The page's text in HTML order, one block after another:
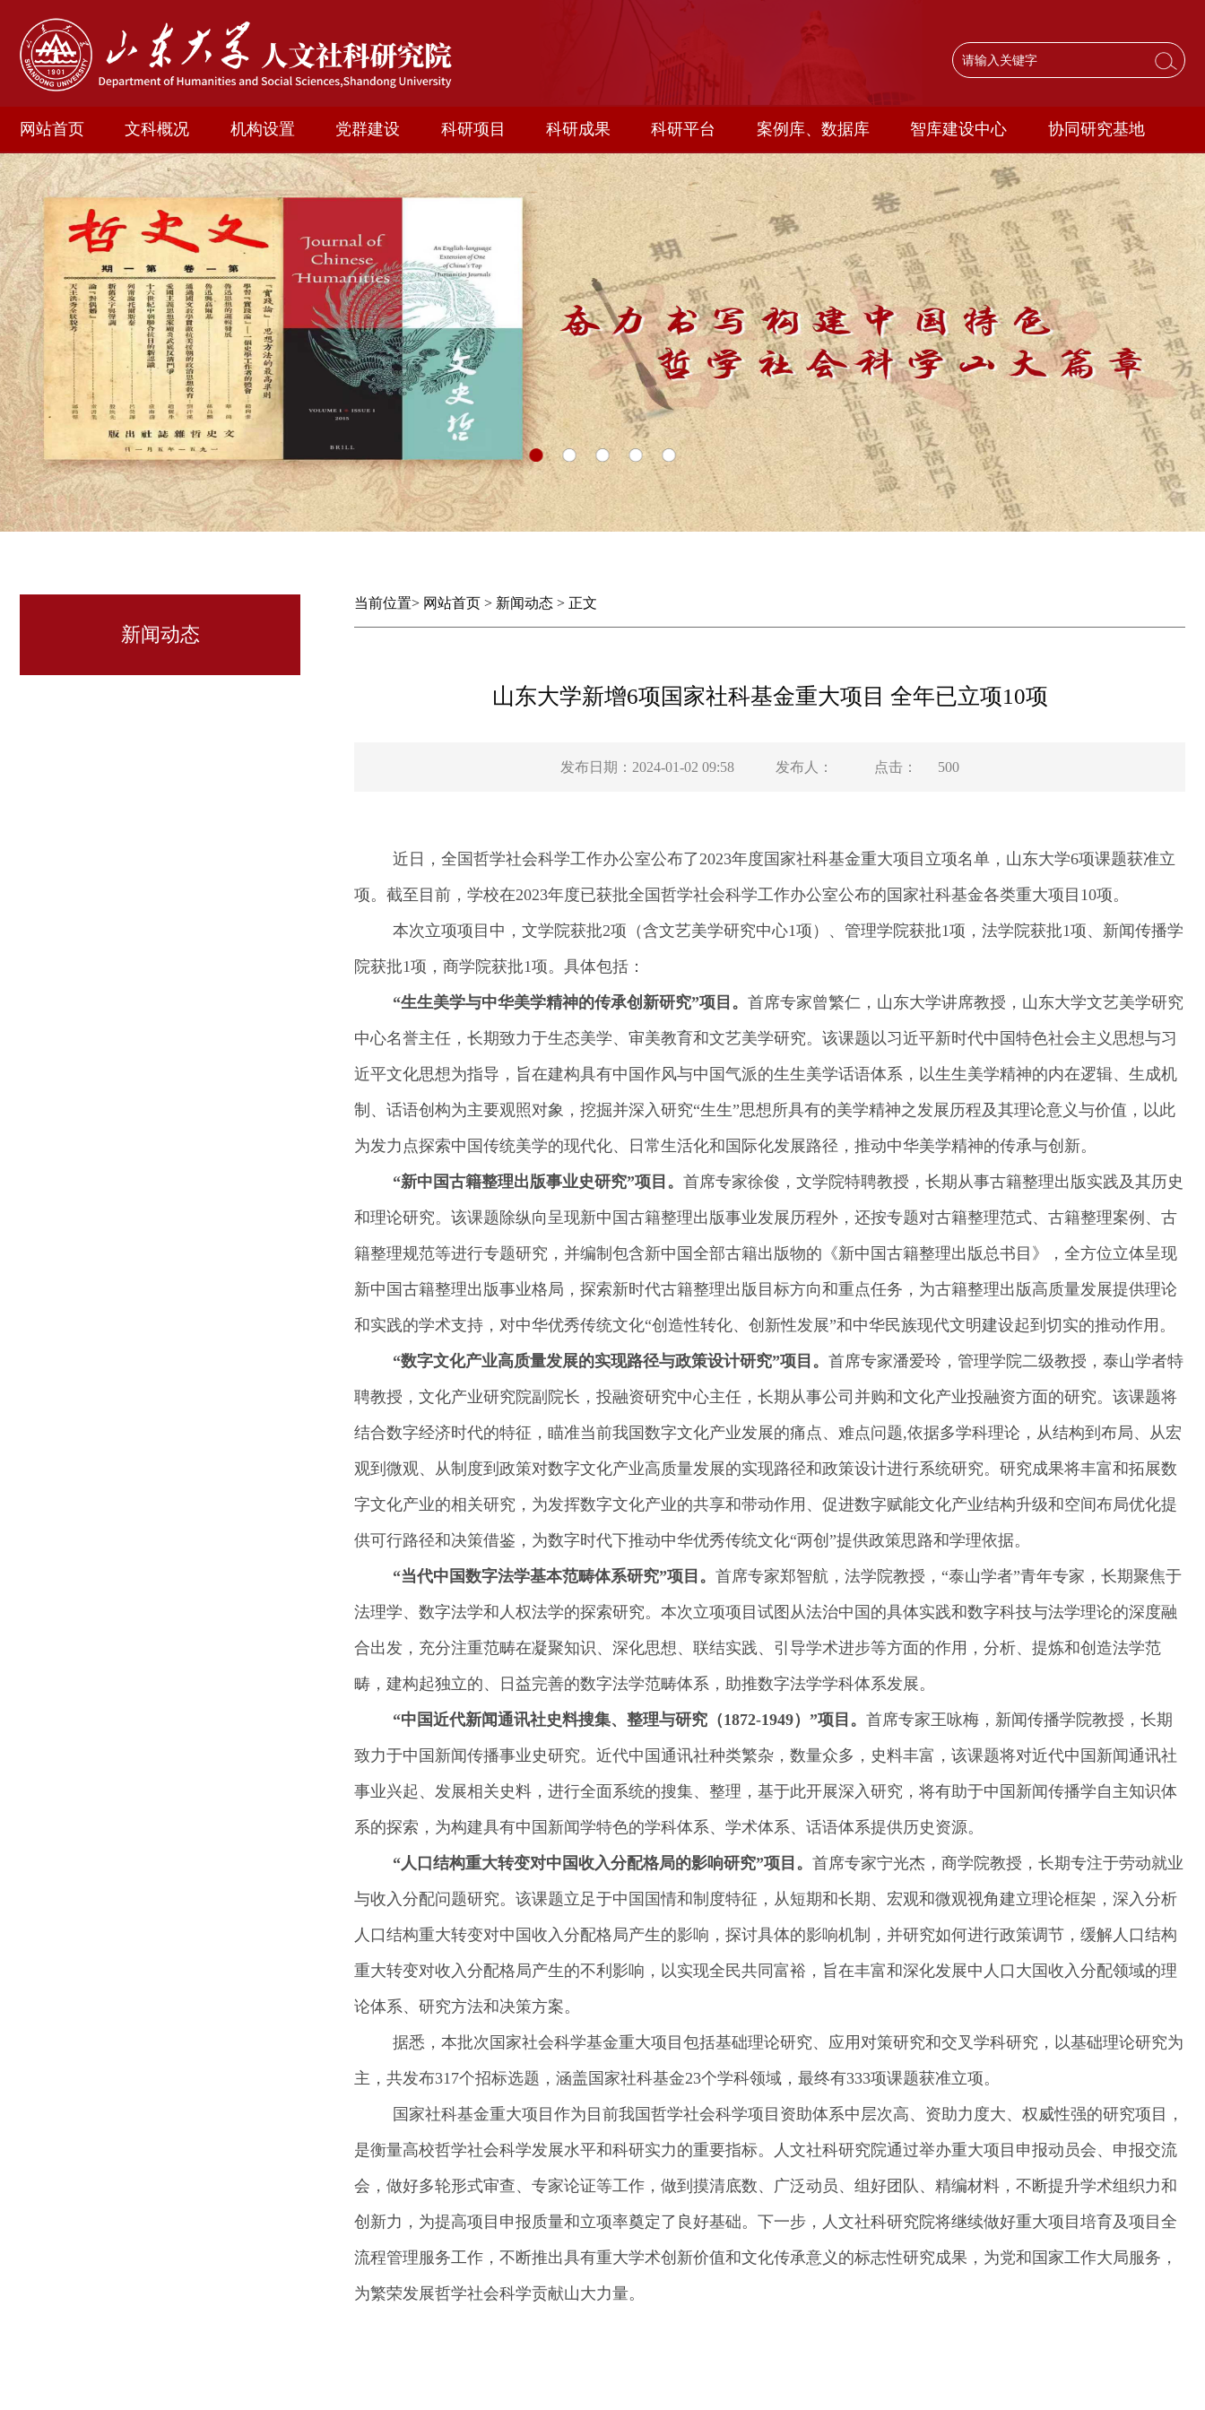
网站首页 文科概况 机构设置 党群建设 科研项目 科研成果 科研平台 案例库、数据库 智库建设中心 协同研究基地
新闻动态
当前位置> 网站首页 > 新闻动态 > 正文
山东大学新增6项国家社科基金重大项目 全年已立项10项
发布日期：2024-01-02 09:58 发布人： 点击： 500
近日，全国哲学社会科学工作办公室公布了2023年度国家社科基金重大项目立项名单，山东大学6项课题获准立
项。截至目前，学校在2023年度已获批全国哲学社会科学工作办公室公布的国家社科基金各类重大项目 10项。
本次立项项目中，文学院获批2项（含文艺美学研究中心1项）、管理学院获批1项，法学院获批1项、新闻传播学
院获批1项，商学院获批1项。具体包括：
“生生美学与中华美学精神的传承创新研究”项目。 首席专家曾繁仁，山东大学讲席教授，山东大学文艺美学研究
中心名誉主任，长期致力于生态美学、审美教育和文艺美学研究。该课题以习近平新时代中国特色社会主义思想与习
近平文化思想为指导，旨在建构具有中国作风与中国气派的生生美学话语体系，以生生美学精神的内在逻辑、生成机
制、话语创构为主要观照对象，挖掘并深入研究“生生”思想所具有的美学精神之发展历程及其理论意义与价值，以此
为发力点探索中国传统美学的现代化、日常生活化和国际化发展路径，推动中华美学精神的传承与创新。
“新中国古籍整理出版事业史研究”项目。 首席专家徐俊，文学院特聘教授，长期从事古籍整理出版实践及其历史
和理论研究。该课题除纵向呈现新中国古籍整理出版事业发展历程外，还按专题对古籍整理范式、古籍整理案例、古
籍整理规范等进行专题研究，并编制包含新中国全部古籍出版物的《新中国古籍整理出版总书目》，全方位立体呈现
新中国古籍整理出版事业格局，探索新时代古籍整理出版目标方向和重点任务，为古籍整理出版高质量发展提供理论
和实践的学术支持，对中华优秀传统文化“创造性转化、创新性发展”和中华民族现代文明建设起到切实的推动作用。
“数字文化产业高质量发展的实现路径与政策设计研究”项目。 首席专家潘爱玲，管理学院二级教授，泰山学者特
聘教授，文化产业研究院副院长，投融资研究中心主任，长期从事公司并购和文化产业投融资方面的研究。该课题将
结合数字经济时代的特征，瞄准当前我国数字文化产业发展的痛点、难点问题,依据多学科理论，从结构到布局、从宏
观到微观、从制度到政策对数字文化产业高质量发展的实现路径和政策设计进行系统研究。研究成果将丰富和拓展数
字文化产业的相关研究，为发挥数字文化产业的共享和带动作用、促进数字赋能文化产业结构升级和空间布局优化提
供可行路径和决策借鉴，为数字时代下推动中华优秀传统文化“两创”提供政策思路和学理依据。
“当代中国数字法学基本范畴体系研究”项目。 首席专家郑智航，法学院教授，“泰山学者”青年专家，长期聚焦于
法理学、数字法学和人权法学的探索研究。本次立项项目试图从法治中国的具体实践和数字科技与法学理论的深度融
合出发，充分注重范畴在凝聚知识、深化思想、联结实践、引导学术进步等方面的作用，分析、提炼和创造法学范
畴，建构起独立的、日益完善的数字法学范畴体系，助推数字法学学科体系发展。
“中国近代新闻通讯社史料搜集、整理与研究（1872-1949） ”项目。 首席专家王咏梅，新闻传播学院教授，长期
致力于中国新闻传播事业史研究。近代中国通讯社种类繁杂，数量众多，史料丰富，该课题将对近代中国新闻通讯社
事业兴起、发展相关史料，进行全面系统的搜集、整理，基于此开展深入研究，将有助于中国新闻传播学自主知识体
系的探索，为构建具有中国新闻学特色的学科体系、学术体系、话语体系提供历史资源。
“人口结构重大转变对中国收入分配格局的影响研究”项目。 首席专家宁光杰，商学院教授，长期专注于劳动就业
与收入分配问题研究。该课题立足于中国国情和制度特征，从短期和长期、宏观和微观视角建立理论框架，深入分析
人口结构重大转变对中国收入分配格局产生的影响，探讨具体的影响机制，并研究如何进行政策调节，缓解人口结构
重大转变对收入分配格局产生的不利影响，以实现全民共同富裕，旨在丰富和深化发展中人口大国收入分配领域的理
论体系、研究方法和决策方案。
据悉，本批次国家社会科学基金重大项目包括基础理论研究、应用对策研究和交叉学科研究，以基础理论研究为
主，共发布317个招标选题，涵盖国家社科基金23个学科领域，最终有333项课题获准立项。
国家社科基金重大项目作为目前我国哲学社会科学项目资助体系中层次高、资助力度大、权威性强的研究项目，
是衡量高校哲学社会科学发展水平和科研实力的重要指标。人文社科研究院通过举办重大项目申报动员会、申报交流
会，做好多轮形式审查、专家论证等工作，做到摸清底数、广泛动员、组好团队、精编材料，不断提升学术组织力和
创新力，为提高项目申报质量和立项率奠定了良好基础。下一步，人文社科研究院将继续做好重大项目培育及项目全
流程管理服务工作，不断推出具有重大学术创新价值和文化传承意义的标志性研究成果，为党和国家工作大局服务，
为繁荣发展哲学社会科学贡献山大力量。